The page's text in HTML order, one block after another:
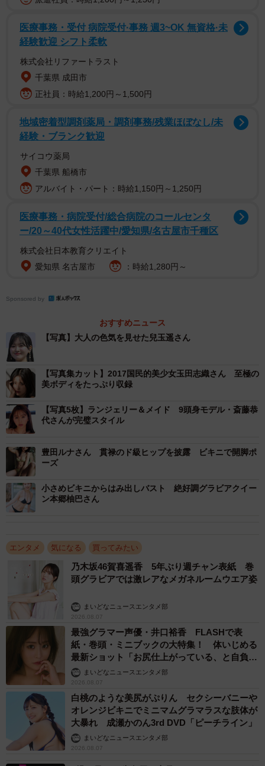
情を捉え、特にベッドでの大人の色香があふれるカットは
今の兒玉さんの魅力を最大限に映し出したもの。インタビ
ューでは、念願の朝ドラ出演に加え、物語の舞台が地元・
福岡であることへの喜びや彼女が演じる女性警察官の役柄
などについて語っています。
【兒玉遥さんプロフィール】
こだまはるか 28歳 1996年9月19日生まれ 福岡県出
身 T158 2011年、HKT48の第1期生オーディションに合
格。同グループメンバーとして活動を開始し、何度もセン
ターポジションを務めるなど中心メンバーとして活躍。
し、放送中の連続テレビ小説「おむすび」(NHK)にも出
式Instagram(@haruka_kodama919)にて
医療事務・受付 病院受付·事務 週3~OK 無資格·未
経験歓迎 シフト柔軟
株式会社リファートラスト
千葉県 成田市
正社員：時給1,200円～1,500円
地域密着型調剤薬局・調剤事務/残業ほぼなし/未
経験・ブランク歓迎
サイコウ薬局
千葉県 船橋市
アルバイト・パート：時給1,150円～1,250円
医療事務・病院受付/総合病院のコールセンタ
ー/20～40代女性活躍中/愛知県/名古屋市千種区
株式会社日本教育クリエイト
愛知県 名古屋市
：時給1,280円～
Sponsored by
おすすめニュース
【写真】大人の色気を見せた兒玉遥さん
【写真集カット】2017国民的美少女玉田志織さん 至極の
美ボディをたっぷり収録
【写真5枚】ランジェリー＆メイド 9頭身モデル・斎藤恭
代さんが完璧スタイル
豊田ルナさん 貫禄のド級ヒップを披露 ビキニで開脚ポ
ーズ
小さめビキニからはみ出しバスト 絶好調グラビアクイー
ン本郷柚巴さん
エンタメ 気になる 買ってみたい
乃木坂46賀喜遥香 5年ぶり週チャン表紙 巻
頭グラビアでは激レアなメガネルームウエア姿
まいどなニュースエンタメ部
2026.08.07
最強グラマー声優・井口裕香 FLASHで表
紙・巻頭・ミニブックの大特集！ 体いじめる
最新ショット「お尻仕上がっている、と自負し
ています」「いくつになっても理想の身体でい
たい」
まいどなニュースエンタメ部
2026.08.07
白桃のような美尻がぷりん セクシーバニーや
オレンジビキニでミニマムグラマラスな肢体が
大暴れ 成瀬かのん3rd DVD「ピーチライン」
まいどなニュースエンタメ部
2026.08.07